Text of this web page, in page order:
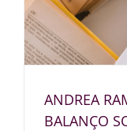
ANDREA
BALANÇO